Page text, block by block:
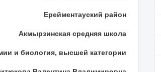
Ерейментауский район
Акмырзинская средняя школа
и биология, высшей категории